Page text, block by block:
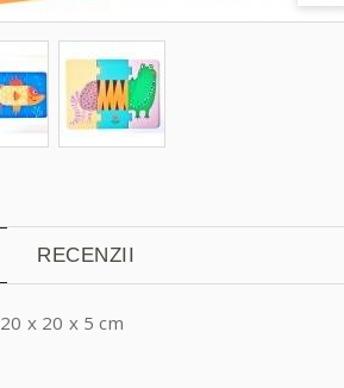
RECENZII
20 x 20 x 5 cm